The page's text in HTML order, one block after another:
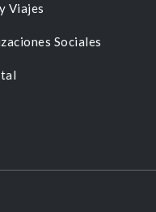
Viajes
Sociales